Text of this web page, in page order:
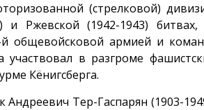
(стрелковой)
и Ржевской (1942-1943)
общевойсковой армией и
участвовал в разгроме
Кёнигсберга.
Андреевич Тер-Гаспарян (1903-